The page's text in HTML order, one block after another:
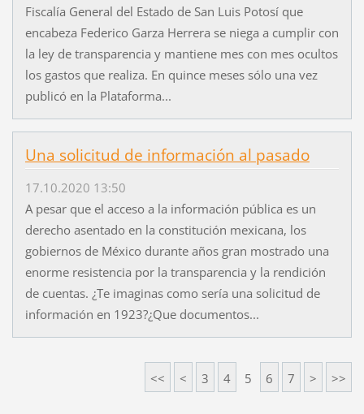
Fiscalía General del Estado de San Luis Potosí que
encabeza Federico Garza Herrera se niega a cumplir con
la ley de transparencia y mantiene mes con mes ocultos
los gastos que realiza. En quince meses sólo una vez
publicó en la Plataforma...
Una solicitud de información al pasado
17.10.2020 13:50
A pesar que el acceso a la información pública es un
derecho asentado en la constitución mexicana, los
gobiernos de México durante años gran mostrado una
enorme resistencia por la transparencia y la rendición
de cuentas. ¿Te imaginas como sería una solicitud de
información en 1923?¿Que documentos...
<< < 3 4 5 6 7 > >>